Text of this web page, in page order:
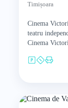
Timișoara
Cinema
teatru
Cinema